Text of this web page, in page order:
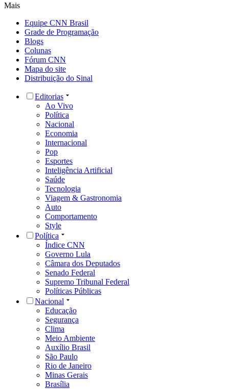
Mais
Equipe CNN Brasil
Grade de Programação
Blogs
Colunas
Fórum CNN
Mapa do site
Distribuição do Sinal
Editorias
Ao Vivo
Política
Nacional
Economia
Internacional
Pop
Esportes
Inteligência Artificial
Saúde
Tecnologia
Viagem & Gastronomia
Auto
Comportamento
Style
Política
Índice CNN
Governo Lula
Câmara dos Deputados
Senado Federal
Supremo Tribunal Federal
Políticas Públicas
Nacional
Educação
Segurança
Clima
Meio Ambiente
Auxílio Brasil
São Paulo
Rio de Janeiro
Minas Gerais
Brasília